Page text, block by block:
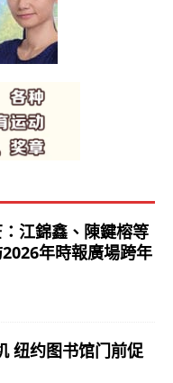
江錦鑫、陳鍵榕等
年時報廣場跨年
纽约图书馆门前促